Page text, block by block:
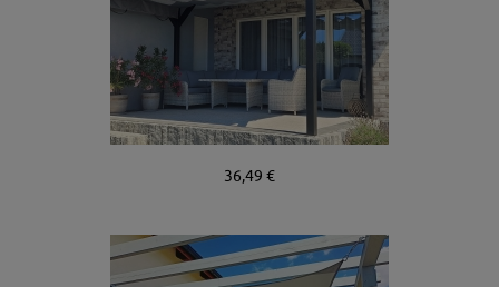
36,49 €